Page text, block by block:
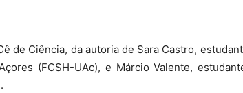
de Ciência, da autoria de Sara Castro,
(FCSH-UAc), e Márcio Valente,